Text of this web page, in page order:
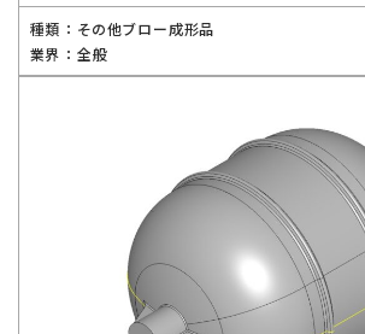
種類 ： その他ブロー成形品
業界 ： 全般